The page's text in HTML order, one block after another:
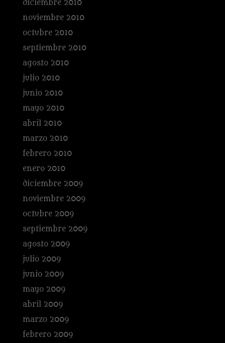
diciembre 2010
noviembre 2010
octubre 2010
septiembre 2010
agosto 2010
julio 2010
junio 2010
mayo 2010
abril 2010
marzo 2010
febrero 2010
enero 2010
diciembre 2009
noviembre 2009
octubre 2009
septiembre 2009
agosto 2009
julio 2009
junio 2009
mayo 2009
abril 2009
marzo 2009
febrero 2009